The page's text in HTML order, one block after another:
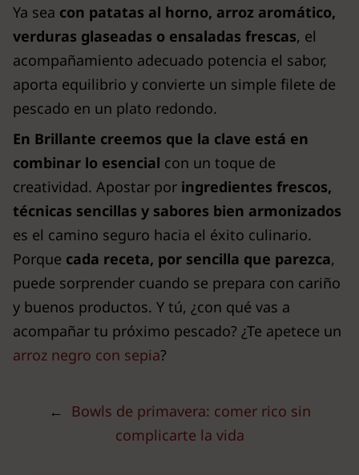
Ya sea con patatas al horno, arroz aromático,
verduras glaseadas o ensaladas frescas, el
acompañamiento adecuado potencia el sabor,
aporta equilibrio y convierte un simple filete de
pescado en un plato redondo.
En Brillante creemos que la clave está en
combinar lo esencial con un toque de
creatividad. Apostar por ingredientes frescos,
técnicas sencillas y sabores bien armonizados
es el camino seguro hacia el éxito culinario.
Porque cada receta, por sencilla que parezca,
puede sorprender cuando se prepara con cariño
y buenos productos. Y tú, ¿con qué vas a
acompañar tu próximo pescado? ¿Te apetece un
arroz negro con sepia?
←
Bowls de primavera: comer rico sin
complicarte la vida